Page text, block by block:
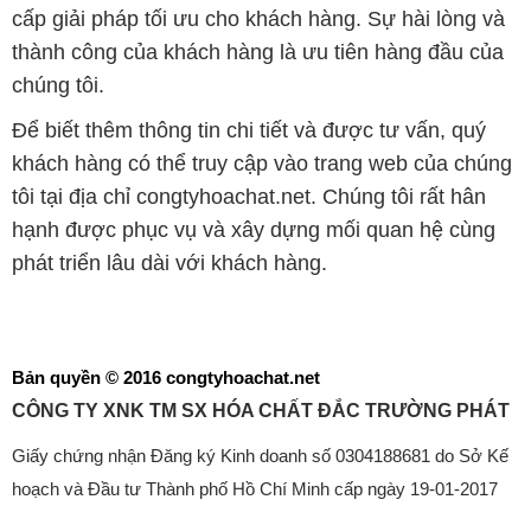
cấp giải pháp tối ưu cho khách hàng. Sự hài lòng và
thành công của khách hàng là ưu tiên hàng đầu của
chúng tôi.
Để biết thêm thông tin chi tiết và được tư vấn, quý
khách hàng có thể truy cập vào trang web của chúng
tôi tại địa chỉ congtyhoachat.net. Chúng tôi rất hân
hạnh được phục vụ và xây dựng mối quan hệ cùng
phát triển lâu dài với khách hàng.
Bản quyền © 2016 congtyhoachat.net
CÔNG TY XNK TM SX HÓA CHẤT ĐẮC TRƯỜNG PHÁT
Giấy chứng nhận Đăng ký Kinh doanh số 0304188681 do Sở Kế
hoạch và Đầu tư Thành phố Hồ Chí Minh cấp ngày 19-01-2017